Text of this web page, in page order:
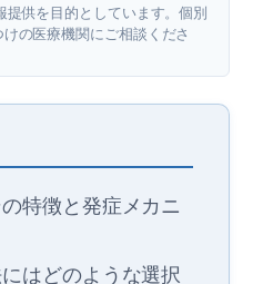
供を目的としています。個別
の医療機関にご相談くださ
特徴と発症メカニ
はどのような選択